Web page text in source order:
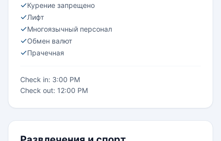
Курение запрещено
Лифт
Многоязычный персонал
Обмен валют
Прачечная
Check in: 3:00 PM
Check out: 12:00 PM